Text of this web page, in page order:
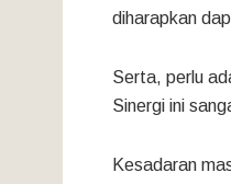
diharapkan
Serta, perlu
Sinergi ini
Kesadaran